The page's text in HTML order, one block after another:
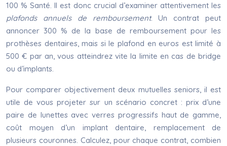
100 % Santé. Il est donc crucial d’examiner attentivement les
plafonds annuels de remboursement. Un contrat peut
annoncer 300 % de la base de remboursement pour les
prothèses dentaires, mais si le plafond en euros est limité à
500 € par an, vous atteindrez vite la limite en cas de bridge
ou d’implants.
Pour comparer objectivement deux mutuelles seniors, il est
utile de vous projeter sur un scénario concret : prix d’une
paire de lunettes avec verres progressifs haut de gamme,
coût moyen d’un implant dentaire, remplacement de
plusieurs couronnes. Calculez, pour chaque contrat, combien